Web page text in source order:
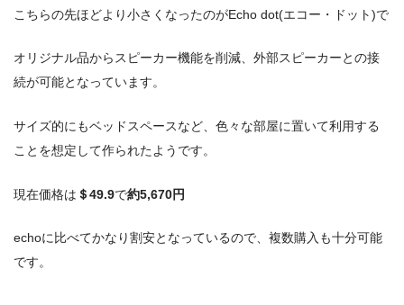
こちらの先ほどより小さくなったのがEcho dot(エコー・ドット)で
オリジナル品からスピーカー機能を削減、外部スピーカーとの接
続が可能となっています。
サイズ的にもベッドスペースなど、色々な部屋に置いて利用する
ことを想定して作られたようです。
現在価格は ＄49.9で約5,670円
echoに比べてかなり割安となっているので、複数購入も十分可能
です。